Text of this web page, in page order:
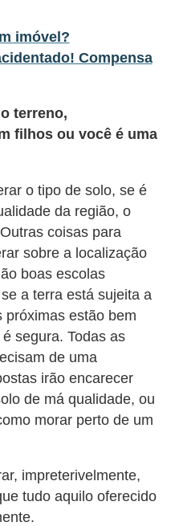
imóvel?
Compensa
terreno,
filhos ou você é uma
o tipo de solo, se é
da região, o
coisas para
sobre a localização
boas escolas
a terra está sujeita a
próximas estão bem
segura. Todas as
de uma
irão encarecer
de má qualidade, ou
morar perto de um
impreterivelmente,
tudo aquilo oferecido